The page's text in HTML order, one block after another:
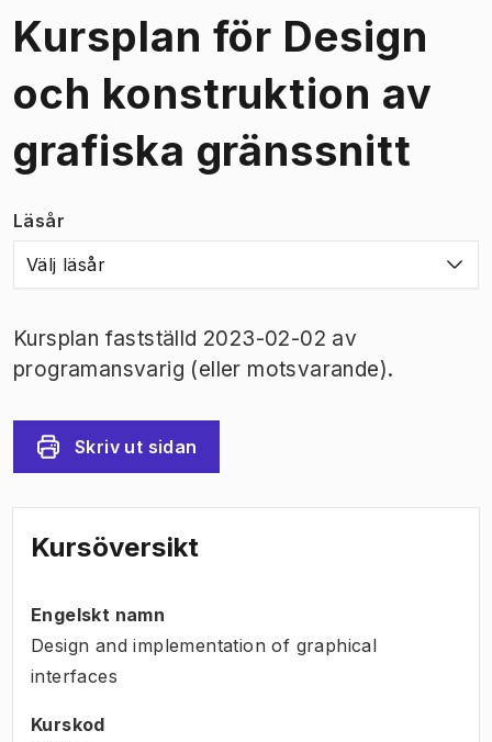
Kursplan för Design
och konstruktion av
grafiska gränssnitt
Läsår
Välj läsår
Kursplan fastställd 2023-02-02 av
programansvarig (eller motsvarande).
Skriv ut sidan
Kursöversikt
Engelskt namn
Design and implementation of graphical
interfaces
Kurskod